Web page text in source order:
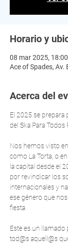
Horario y
08 mar 2025,
Ace of Spades, Av.
Acerca del
El 2025 se prepara
del Ska Para Todos
Nos hemos visto
como La Torta, o
la capital desde el
por revindicar los
internacionales y
ese género que
fiesta.
Este es un llamado
tod@s aquell@s